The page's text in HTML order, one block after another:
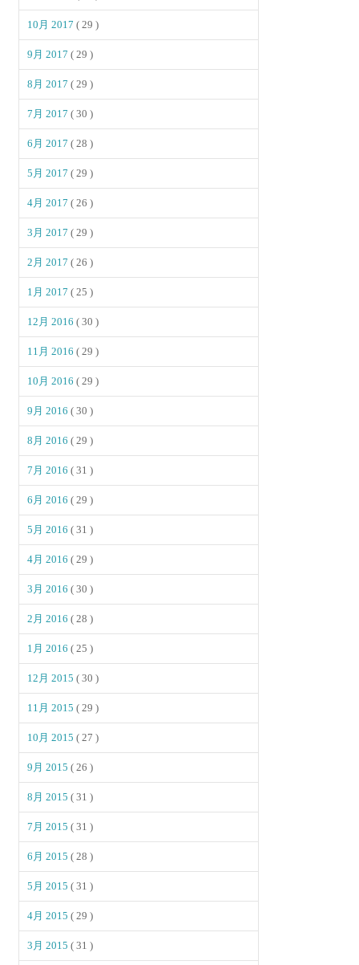
10月 2017( 29 )
9月 2017( 29 )
8月 2017( 29 )
7月 2017( 30 )
6月 2017( 28 )
5月 2017( 29 )
4月 2017( 26 )
3月 2017( 29 )
2月 2017( 26 )
1月 2017( 25 )
12月 2016( 30 )
11月 2016( 29 )
10月 2016( 29 )
9月 2016( 30 )
8月 2016( 29 )
7月 2016( 31 )
6月 2016( 29 )
5月 2016( 31 )
4月 2016( 29 )
3月 2016( 30 )
2月 2016( 28 )
1月 2016( 25 )
12月 2015( 30 )
11月 2015( 29 )
10月 2015( 27 )
9月 2015( 26 )
8月 2015( 31 )
7月 2015( 31 )
6月 2015( 28 )
5月 2015( 31 )
4月 2015( 29 )
3月 2015( 31 )